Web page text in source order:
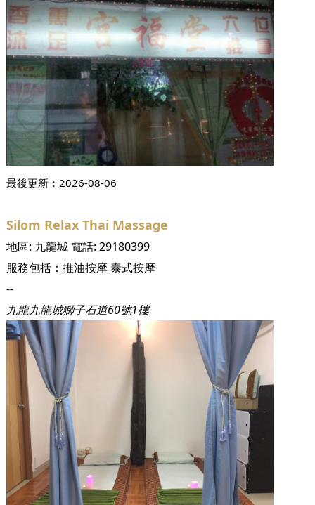
最後更新： 2026-08-06
Silom Relax Thai Massage
地區: 九龍城電話: 29180399
服務包括： 推油按摩泰式按摩
--
九龍九龍城獅子石道60號1樓